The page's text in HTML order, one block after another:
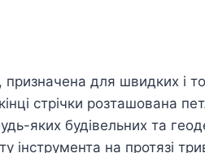
для швидких і
стрічки розташована
яких будівельних та
інструмента на протязі